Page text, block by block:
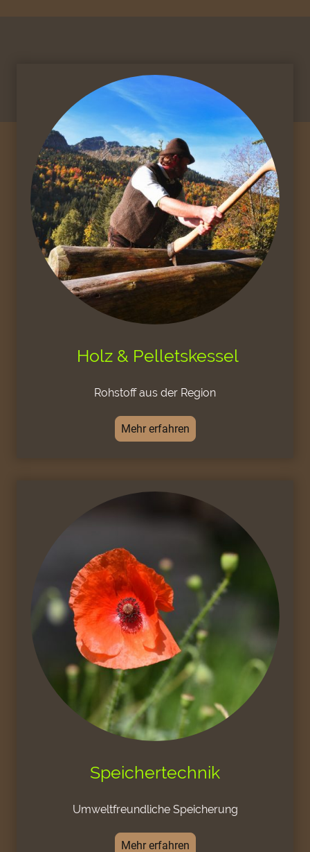
Holz & Pelletskessel
Rohstoff aus der Region
Mehr erfahren
Speichertechnik
Umweltfreundliche Speicherung
Mehr erfahren